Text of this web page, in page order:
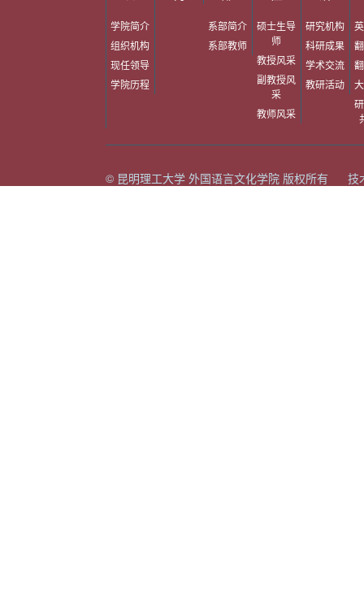
学院简介
组织机构
现任领导
学院历程
系部简介
系部教师
硕士生导
师
教授风采
副教授风
采
教师风采
研究机构
科研成果
学术交流
教研活动
© 昆明理工大学 外国语言文化学院 版权所有 技